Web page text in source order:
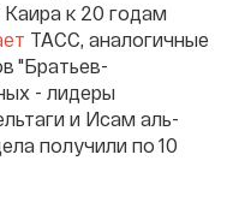
к 20 годам
ТАСС, аналогичные
"Братьев-
- лидеры
и Исам аль-
получили по 10